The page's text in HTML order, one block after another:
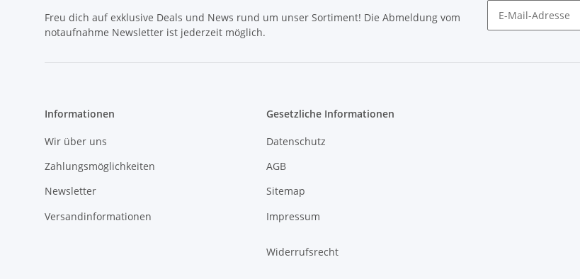
Freu dich auf exklusive Deals und News rund um unser Sortiment! Die Abmeldung vom
notaufnahme Newsletter ist jederzeit möglich.
Informationen
Wir über uns
Zahlungsmöglichkeiten
Newsletter
Versandinformationen
Gesetzliche Informationen
Datenschutz
AGB
Sitemap
Impressum
Widerrufsrecht